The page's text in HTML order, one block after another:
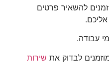
להשאיר פרטים
לבדוק את שירות